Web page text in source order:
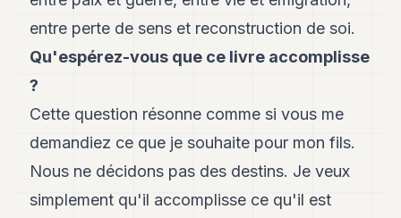
entre perte de sens et reconstruction de soi.
Qu'espérez-vous que ce livre accomplisse
?
Cette question résonne comme si vous me
demandiez ce que je souhaite pour mon fils.
Nous ne décidons pas des destins. Je veux
simplement qu'il accomplisse ce qu'il est